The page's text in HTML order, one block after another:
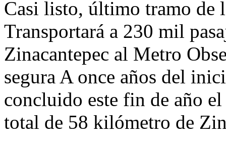
Casi listo, último tramo de
Transportará a 230 mil
Zinacantepec al Metro
segura A once años del
concluido este fin de año
total de 58 kilómetro de